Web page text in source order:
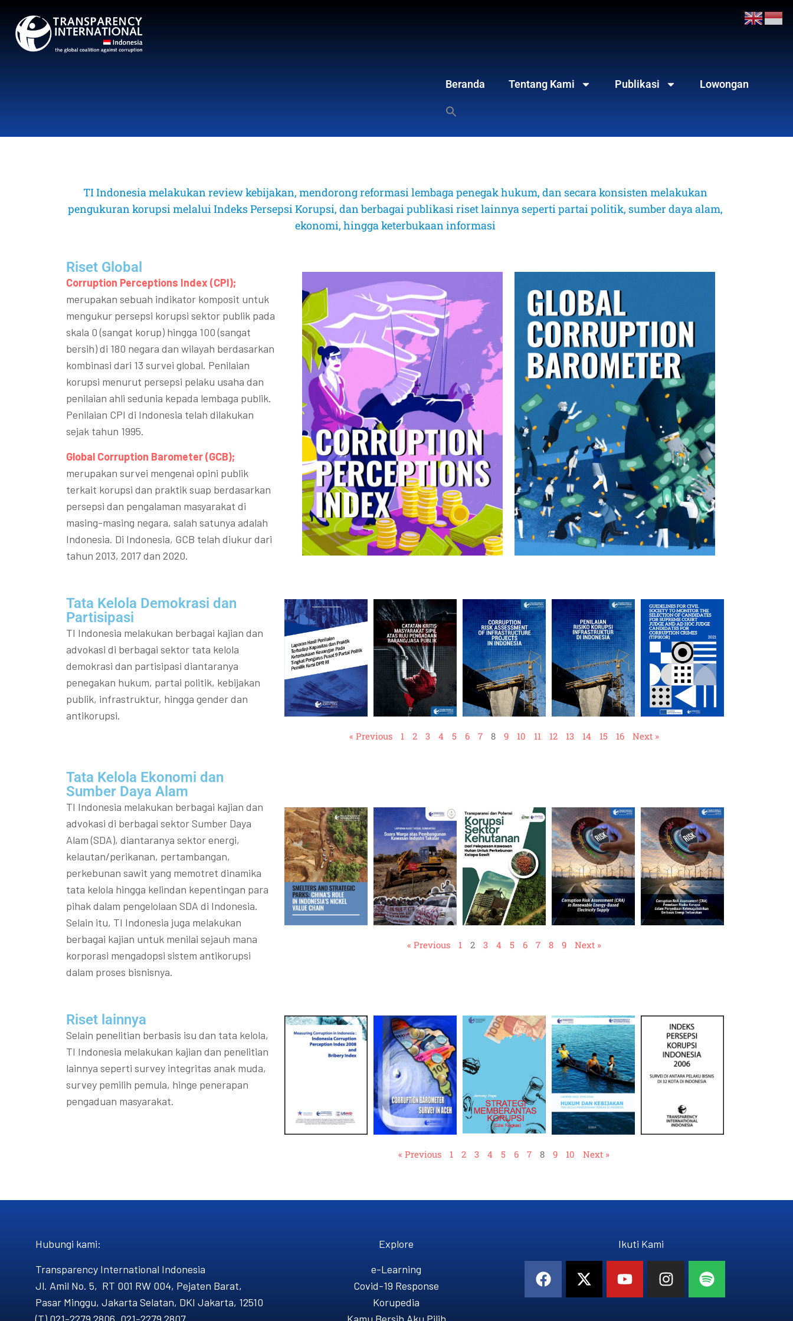
Beranda Tentang Kami Publikasi Lowongan
TI Indonesia melakukan review kebijakan, mendorong reformasi lembaga penegak hukum, dan secara konsisten melakukan
pengukuran korupsi melalui Indeks Persepsi Korupsi, dan berbagai publikasi riset lainnya seperti partai politik, sumber daya alam,
ekonomi, hingga keterbukaan informasi
Riset Global​
Corruption Perceptions Index (CPI);
merupakan sebuah indikator komposit untuk
mengukur persepsi korupsi sektor publik pada
skala 0 (sangat korup) hingga 100 (sangat
bersih) di 180 negara dan wilayah berdasarkan
kombinasi dari 13 survei global. Penilaian
korupsi menurut persepsi pelaku usaha dan
penilaian ahli sedunia kepada lembaga publik.
Penilaian CPI di Indonesia telah dilakukan
sejak tahun 1995.
Global Corruption Barometer (GCB);
merupakan survei mengenai opini publik
terkait korupsi dan praktik suap berdasarkan
persepsi dan pengalaman masyarakat di
masing-masing negara, salah satunya adalah
Indonesia. Di Indonesia, GCB telah diukur dari
tahun 2013, 2017 dan 2020.
Tata Kelola Demokrasi dan
Partisipasi​
TI Indonesia melakukan berbagai kajian dan
advokasi di berbagai sektor tata kelola
demokrasi dan partisipasi diantaranya
penegakan hukum, partai politik, kebijakan
publik, infrastruktur, hingga gender dan
antikorupsi.
« Previous 1 2 3 4 5 6 7 8 9 10 11 12 13 14 15 16 Next »
Tata Kelola Ekonomi dan
Sumber Daya Alam
TI Indonesia melakukan berbagai kajian dan
advokasi di berbagai sektor Sumber Daya
Alam (SDA), diantaranya sektor energi,
kelautan/perikanan, pertambangan,
perkebunan sawit yang memotret dinamika
tata kelola hingga kelindan kepentingan para
pihak dalam pengelolaan SDA di Indonesia.
Selain itu, TI Indonesia juga melakukan
berbagai kajian untuk menilai sejauh mana
korporasi mengadopsi sistem antikorupsi
dalam proses bisnisnya.
« Previous 1 2 3 4 5 6 7 8 9 Next »
Riset lainnya​​
Selain penelitian berbasis isu dan tata kelola,
TI Indonesia melakukan kajian dan penelitian
lainnya seperti survey integritas anak muda,
survey pemilih pemula, hinge penerapan
pengaduan masyarakat.
« Previous 1 2 3 4 5 6 7 8 9 10 Next »
Hubungi kami​:
Transparency International Indonesia
Jl. Amil No. 5, RT 001 RW 004, Pejaten Barat,
Pasar Minggu, Jakarta Selatan, DKI Jakarta, 12510
(T) 021-2279 2806, 021-2279 2807
Explore
e-Learning
Covid-19 Response
Korupedia
Kamu Bersih Aku Pilih
Ikuti Kami